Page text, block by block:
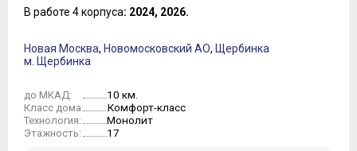
В работе 4 корпуса: 2024, 2026.
Новая Москва, Новомосковский АО, Щербинка
м. Щербинка
до МКАД: 10 км.
Класс дома: Комфорт-класс
Технология: Монолит
Этажность: 17